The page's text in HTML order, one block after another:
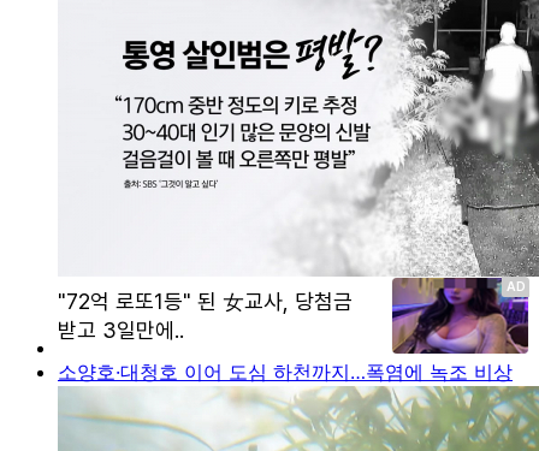
소양호·대청호 이어 도심 하천까지…폭염에 녹조 비상